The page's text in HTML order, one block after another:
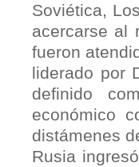
Soviética,
acercarse al
fueron
liderado por
definido
económico
distámenes
Rusia